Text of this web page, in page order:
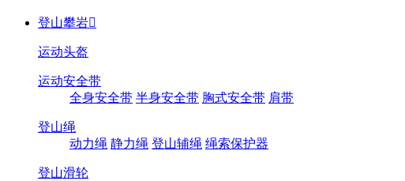
登山攀岩
运动头盔
运动安全带
全身安全带 半身安全带 胸式安全带 肩带
登山绳
动力绳 静力绳 登山辅绳 绳索保护器
登山滑轮